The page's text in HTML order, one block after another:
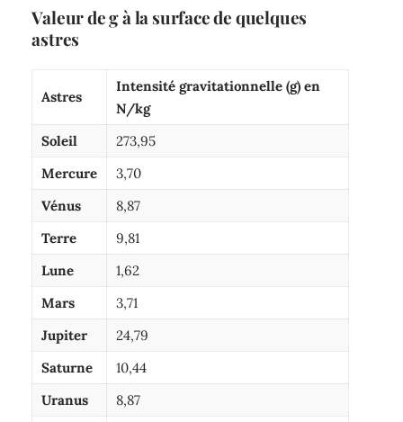
Valeur de g à la surface de quelques
astres
Astres
Intensité gravitationnelle (g) en
N/kg
Soleil
273,95
Mercure
3,70
Vénus
8,87
Terre
9,81
Lune
1,62
Mars
3,71
Jupiter
24,79
Saturne
10,44
Uranus
8,87